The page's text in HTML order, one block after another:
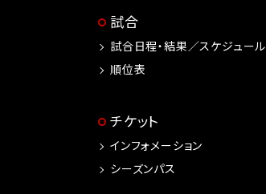
試合
試合日程・結果／スケジュール
順位表
チケット
インフォメーション
シーズンパス